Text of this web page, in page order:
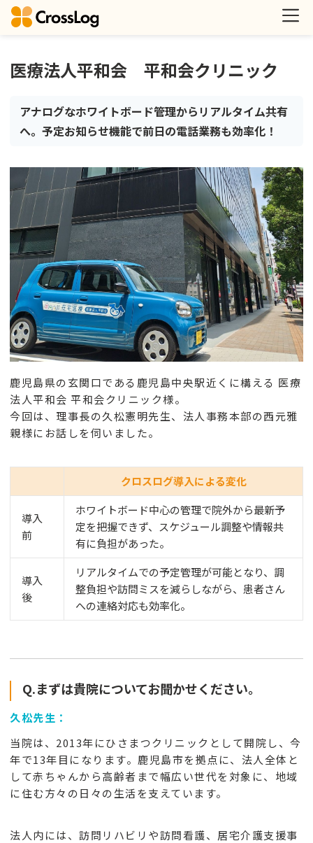
医療法人平和会 平和会クリニック
アナログなホワイトボード管理からリアルタイム共有
へ。予定お知らせ機能で前日の電話業務も効率化！
鹿児島県の玄関口である鹿児島中央駅近くに構える 医療
法人平和会 平和会クリニック様。
今回は、理事長の久松憲明先生、法人事務本部の西元雅
親様にお話しを伺いました。
クロスログ導入による変化
導入
前
ホワイトボード中心の管理で院外から最新予
定を把握できず、スケジュール調整や情報共
有に負担があった。
導入
後
リアルタイムでの予定管理が可能となり、調
整負担や訪問ミスを減らしながら、患者さん
への連絡対応も効率化。
Q.まずは貴院についてお聞かせください。
久松先生：
当院は、2013年にひさまつクリニックとして開院し、今
年で13年目になります。鹿児島市を拠点に、法人全体と
して赤ちゃんから高齢者まで幅広い世代を対象に、地域
に住む方々の日々の生活を支えています。
法人内には、訪問リハビリや訪問看護、居宅介護支援事